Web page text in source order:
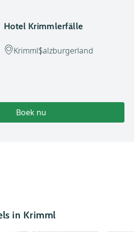
Hotel Krimmlerfälle
KrimmlSalzburgerland
Boek nu
in Krimml